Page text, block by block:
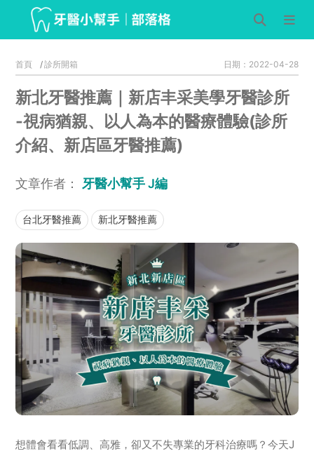
首頁 診所開箱 日期：2022-04-28
新北牙醫推薦｜新店丰采美學牙醫診所
-視病猶親、以人為本的醫療體驗(診所
介紹、新店區牙醫推薦)
文章作者： 牙醫小幫手 J編
台北牙醫推薦 新北牙醫推薦
想體會看看低調、高雅，卻又不失專業的牙科治療嗎？今天J